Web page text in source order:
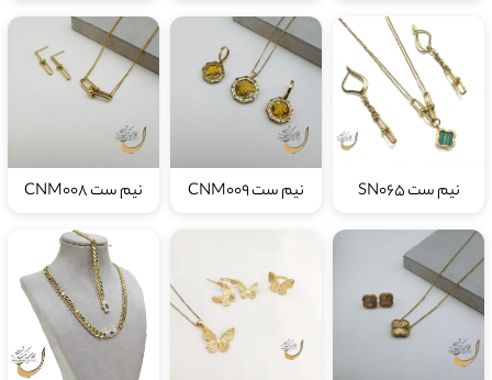
نیم ست SN065 نیم ست CNM009 نیم ست CNM008